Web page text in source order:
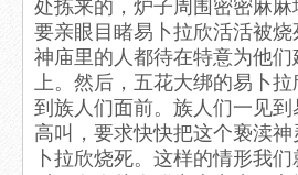
要亲眼目睹易卜拉欣活活被烧
神庙里的人都待在特意为他
上。然后，五花大绑的易卜
到族人们面前。族人们一见
高叫，要求快快把这个亵渎
卜拉欣烧死。这样的情形我